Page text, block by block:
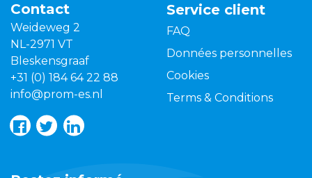
Contact
Weideweg 2
NL-2971 VT
Bleskensgraaf
+31 (0) 184 64 22 88
info@prom-es.nl
Service client
FAQ
Données personnelles
Cookies
Terms & Conditions